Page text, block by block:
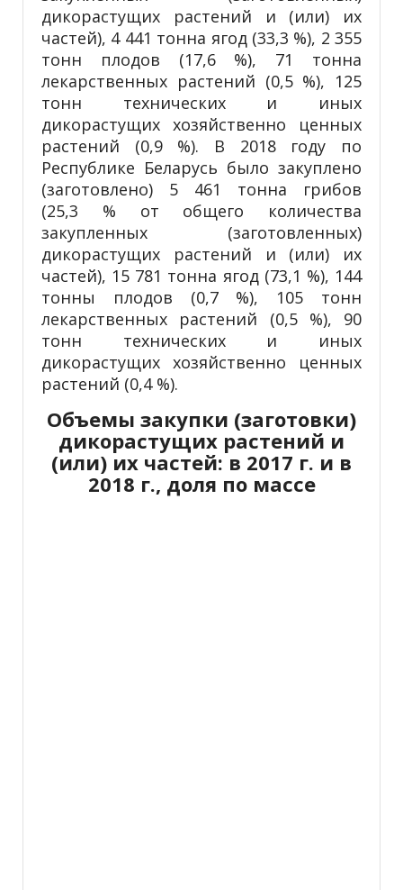
дикорастущих растений и (или) их
частей), 4 441 тонна ягод (33,3 %), 2 355
тонн плодов (17,6 %), 71 тонна
лекарственных растений (0,5 %), 125
тонн технических и иных
дикорастущих хозяйственно ценных
растений (0,9 %). В 2018 году по
Республике Беларусь было закуплено
(заготовлено) 5 461 тонна грибов
(25,3 % от общего количества
закупленных (заготовленных)
дикорастущих растений и (или) их
частей), 15 781 тонна ягод (73,1 %), 144
тонны плодов (0,7 %), 105 тонн
лекарственных растений (0,5 %), 90
тонн технических и иных
дикорастущих хозяйственно ценных
растений (0,4 %).
Объемы закупки (заготовки)
дикорастущих растений и
(или) их частей: в 2017 г. и в
2018 г., доля по массе